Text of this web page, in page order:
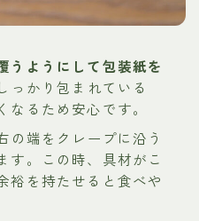
うようにして包装紙を
っかり包まれている
なるため安心です。
の端をクレープに沿う
す。この時、具材がこ
裕を持たせると食べや